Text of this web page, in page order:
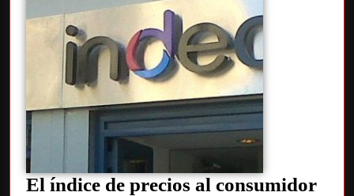
El índice de precios al consumidor